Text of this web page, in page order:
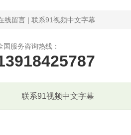
线留言 | 联系91视频中文字幕
国服务咨询热线：
联系91视频中文字幕